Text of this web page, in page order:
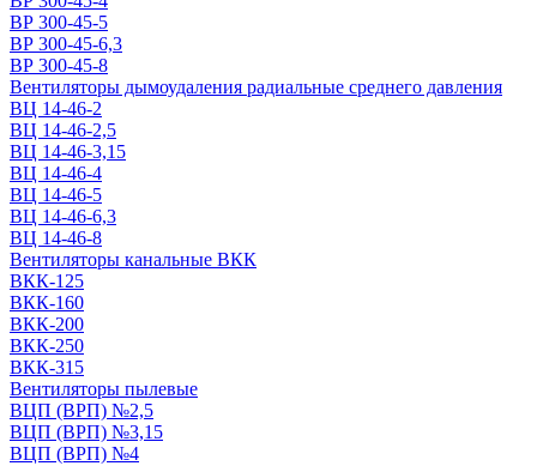
ВР 300-45-5
ВР 300-45-6,3
ВР 300-45-8
Вентиляторы дымоудаления радиальные среднего давления
ВЦ 14-46-2
ВЦ 14-46-2,5
ВЦ 14-46-3,15
ВЦ 14-46-4
ВЦ 14-46-5
ВЦ 14-46-6,3
ВЦ 14-46-8
Вентиляторы канальные ВКК
ВКК-125
ВКК-160
ВКК-200
ВКК-250
ВКК-315
Вентиляторы пылевые
ВЦП (ВРП) №2,5
ВЦП (ВРП) №3,15
ВЦП (ВРП) №4